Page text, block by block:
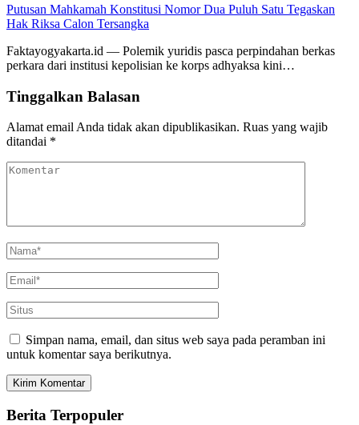
Putusan Mahkamah Konstitusi Nomor Dua Puluh Satu Tegaskan
Hak Riksa Calon Tersangka
Faktayogyakarta.id — Polemik yuridis pasca perpindahan berkas
perkara dari institusi kepolisian ke korps adhyaksa kini…
Tinggalkan Balasan
Alamat email Anda tidak akan dipublikasikan. Ruas yang wajib
ditandai *
Simpan nama, email, dan situs web saya pada peramban ini
untuk komentar saya berikutnya.
Berita Terpopuler